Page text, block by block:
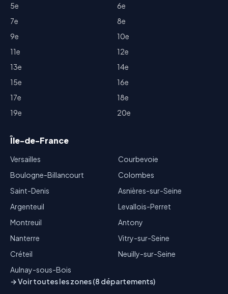
5e
6e
7e
8e
9e
10e
11e
12e
13e
14e
15e
16e
17e
18e
19e
20e
Île-de-France
Versailles
Boulogne-Billancourt
Saint-Denis
Argenteuil
Montreuil
Nanterre
Créteil
Aulnay-sous-Bois
Courbevoie
Colombes
Asnières-sur-Seine
Levallois-Perret
Antony
Vitry-sur-Seine
Neuilly-sur-Seine
→ Voir toutes les zones (8 départements)